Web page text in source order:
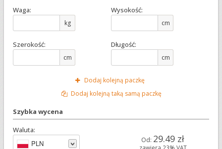
Waga:
kg
Wysokość:
cm
Szerokość:
cm
Długość:
cm
Dodaj kolejną paczkę
Dodaj kolejną taką samą paczkę
Szybka wycena
Waluta:
PLN Od: 29.49 zł